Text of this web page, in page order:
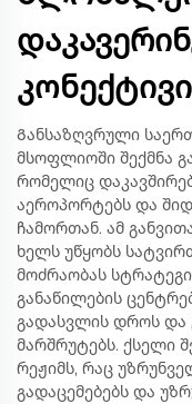
Განსაზღვრული
მსოფლიოში შექმნა
რომელიც
აეროპორტებს და
ჩამორთან. ამ
ხელს უწყობს
მოძრაობას
განაწილების
გადასვლის დროს და
მარშრუტებს. ქსელი
რეჟიმს, რაც
გადაცემებებს და